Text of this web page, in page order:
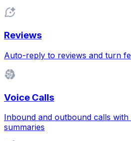
Reviews
Auto-reply to reviews and turn
Voice Calls
Inbound and outbound calls
summaries